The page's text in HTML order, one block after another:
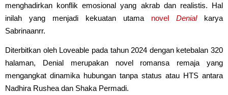
menghadirkan konflik emosional yang akrab dan realistis. Hal
inilah yang menjadi kekuatan utama novel Denialkarya
Sabrinaanrr.
Diterbitkan oleh Loveable pada tahun 2024 dengan ketebalan 320
halaman, Denial merupakan novel romansa remaja yang
mengangkat dinamika hubungan tanpa status atau HTS antara
Nadhira Rushea dan Shaka Permadi.